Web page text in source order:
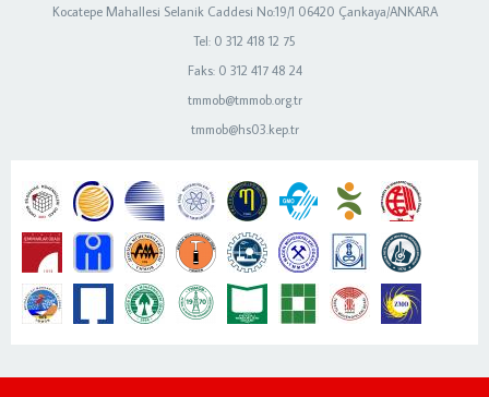
Kocatepe Mahallesi Selanik Caddesi No:19/1 06420 Çankaya/ANKARA
Tel: 0 312 418 12 75
Faks: 0 312 417 48 24
tmmob@tmmob.org.tr
tmmob@hs03.kep.tr